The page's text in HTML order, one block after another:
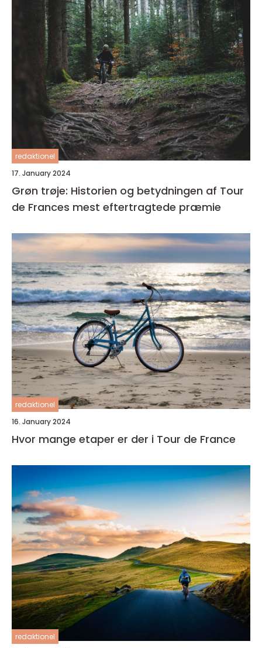
redaktionel
17. January 2024
Grøn trøje: Historien og betydningen af Tour
de Frances mest eftertragtede præmie
redaktionel
16. January 2024
Hvor mange etaper er der i Tour de France
redaktionel